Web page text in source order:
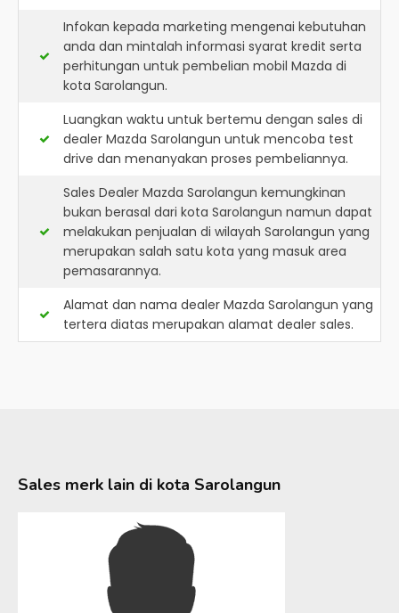
Infokan kepada marketing mengenai kebutuhan
anda dan mintalah informasi syarat kredit serta
perhitungan untuk pembelian mobil Mazda di
kota Sarolangun.
Luangkan waktu untuk bertemu dengan sales di
dealer Mazda Sarolangun untuk mencoba test
drive dan menanyakan proses pembeliannya.
Sales Dealer Mazda Sarolangun kemungkinan
bukan berasal dari kota Sarolangun namun dapat
melakukan penjualan di wilayah Sarolangun yang
merupakan salah satu kota yang masuk area
pemasarannya.
Alamat dan nama dealer Mazda Sarolangun yang
tertera diatas merupakan alamat dealer sales.
Sales merk lain di kota Sarolangun